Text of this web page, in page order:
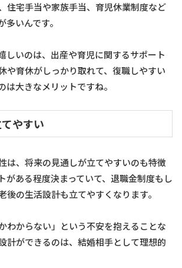
住宅手当や家族手当、育児休業制度など
いんです。
しいのは、出産や育児に関するサポート
や育休がしっかり取れて、復職しやすい
は大きなメリットですね。
やすい
は、将来の見通しが立てやすいのも特徴
がある程度決まっていて、退職金制度もし
後の生活設計も立てやすくなります。
わからない」という不安を抱えることな
計ができるのは、結婚相手として理想的